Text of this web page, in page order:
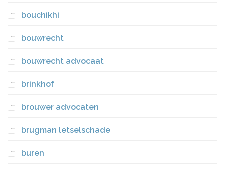
bouchikhi
bouwrecht
bouwrecht advocaat
brinkhof
brouwer advocaten
brugman letselschade
buren